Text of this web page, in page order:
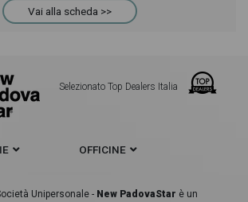
Vai alla scheda >>
Selezionato Top Dealers Italia
OFFICINE
Unipersonale - New PadovaStar è un